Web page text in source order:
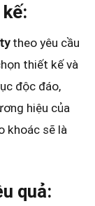
theo yêu cầu
thiết kế và
độc đáo,
hiệu của
khoác sẽ là
quả: